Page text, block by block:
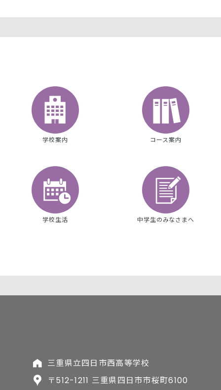
学校案内 コース案内
学校生活 中学生のみなさまへ
三重県立四日市西高等学校
〒512-1211 三重県四日市市桜町6100